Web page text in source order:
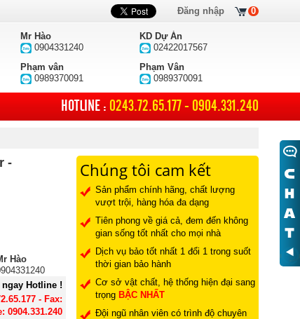
Mr Hào
0904331240
KD Dự Án
02422017567
Phạm vân
0989370091
Phạm Vân
0989370091
HOTLINE : 0243.72.65.177 - 0904.331.240
-
Hào
Hotline !
- Fax:
0904.331.240
Chúng tôi cam kết
Sản phẩm chính hãng, chất lượng
vượt trội, hàng hóa đa dạng
Tiên phong về giá cả, đem đến không
gian sống tốt nhất cho mọi nhà
Dịch vụ bảo tốt nhất 1 đổi 1 trong suốt
thời gian bảo hành
Cơ sở vật chất, hệ thống hiện đại sang
trọng BẬC NHẤT
Đội ngũ nhân viên có trình độ chuyên
0
Đăng nhập